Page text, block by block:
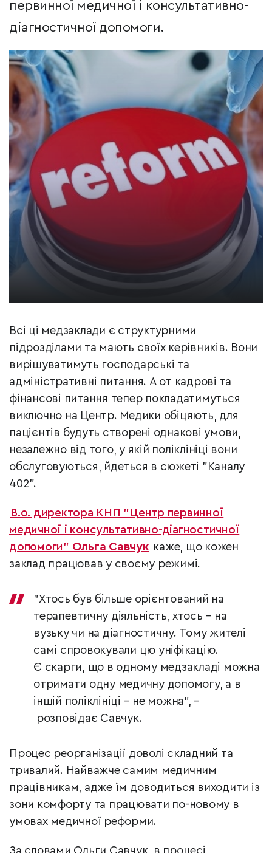
первинної медичної і консультативно-
діагностичної допомоги.
Всі ці медзаклади є структурними
підрозділами та мають своїх керівників. Вони
вирішуватимуть господарські та
адміністративні питання. А от кадрові та
фінансові питання тепер покладатимуться
виключно на Центр. Медики обіцяють, для
пацієнтів будуть створені однакові умови,
незалежно від того, у якій поліклініці вони
обслуговуються, йдеться в сюжеті "Каналу
402".
В.о. директора КНП "Центр первинної
медичної і консультативно-діагностичної
допомоги" Ольга Савчук каже, що кожен
заклад працював у своєму режимі.
"Хтось був більше орієнтований на
терапевтичну діяльність, хтось – на
вузьку чи на діагностичну. Тому жителі
самі спровокували цю уніфікацію.
Є скарги, що в одному медзакладі можна
отримати одну медичну допомогу, а в
іншій поліклініці – не можна", –
розповідає Савчук.
Процес реорганізації доволі складний та
тривалий. Найважче самим медичним
працівникам, адже їм доводиться виходити із
зони комфорту та працювати по-новому в
умовах медичної реформи.